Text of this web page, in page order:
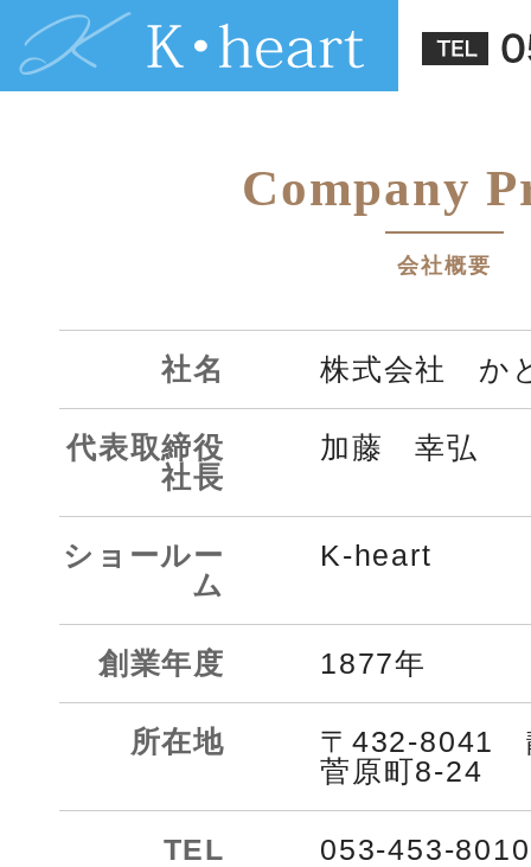
Company
会社概要
社名 株式会社 か
代表取締役
社長
加藤 幸弘
ショールー
ム
K-heart
創業年度 1877年
所在地
〒432-8041
菅原町8-24
TEL 053-453-8010